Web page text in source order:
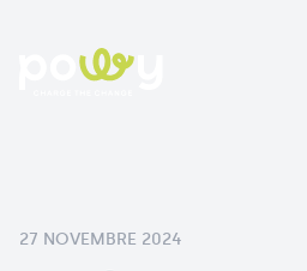
27 NOVEMBRE 2024